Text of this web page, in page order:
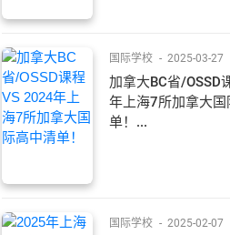
国际学校 - 2025-03-27
加拿大BC省/OSSD
年上海7所加拿大国
单！...
国际学校 - 2025-02-07